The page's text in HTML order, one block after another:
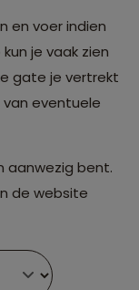
en voer indien
je vaak zien
gate je vertrekt
eventuele
aanwezig bent.
de website